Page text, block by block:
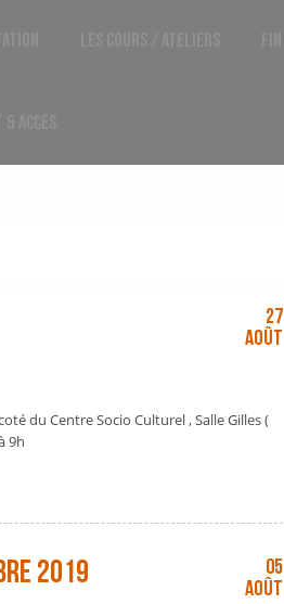
27
Août
du Centre Socio Culturel , Salle Gilles (
9h
2019
05
Août